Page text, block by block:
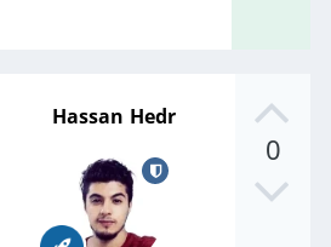
0
Hassan Hedr